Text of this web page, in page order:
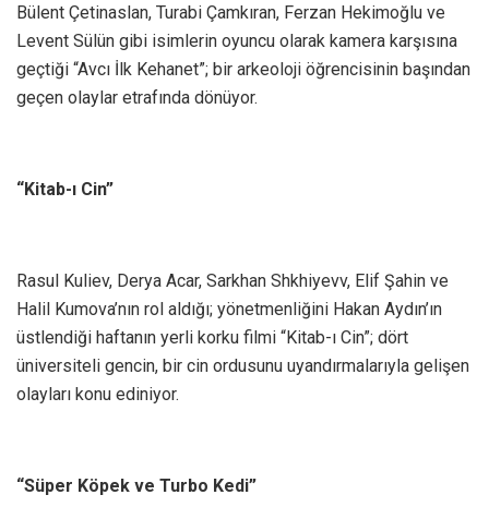
Bülent Çetinaslan, Turabi Çamkıran, Ferzan Hekimoğlu ve
Levent Sülün gibi isimlerin oyuncu olarak kamera karşısına
geçtiği “Avcı İlk Kehanet”; bir arkeoloji öğrencisinin başından
geçen olaylar etrafında dönüyor.
“Kitab-ı Cin”
Rasul Kuliev, Derya Acar, Sarkhan Shkhiyevv, Elif Şahin ve
Halil Kumova’nın rol aldığı; yönetmenliğini Hakan Aydın’ın
üstlendiği haftanın yerli korku filmi “Kitab-ı Cin”; dört
üniversiteli gencin, bir cin ordusunu uyandırmalarıyla gelişen
olayları konu ediniyor.
“Süper Köpek ve Turbo Kedi”